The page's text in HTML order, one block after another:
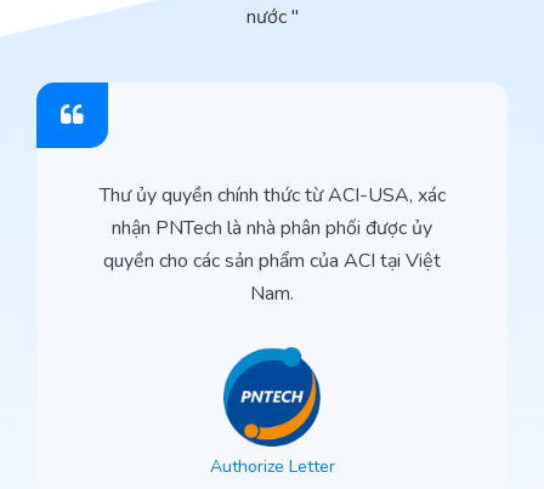
nước "
Thư ủy quyền chính thức từ ACI-USA, xác
nhận PNTech là nhà phân phối được ủy
quyền cho các sản phẩm của ACI tại Việt
Nam.
Authorize Letter